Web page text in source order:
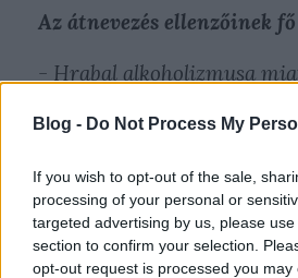
Blog - Do Not Process My
If you wish to opt-out of the sale,
processing of your personal or
targeted advertising by us, please
section to confirm your selection.
opt-out request is processed you may
Az átnevezés ellenzőinek
- Hrabal alkoholizmusa
öngyilkossága miatt sem
- A Nymburki Gimnázium
elnevezés egy jól ismert,
nincs ok ezen változtatni